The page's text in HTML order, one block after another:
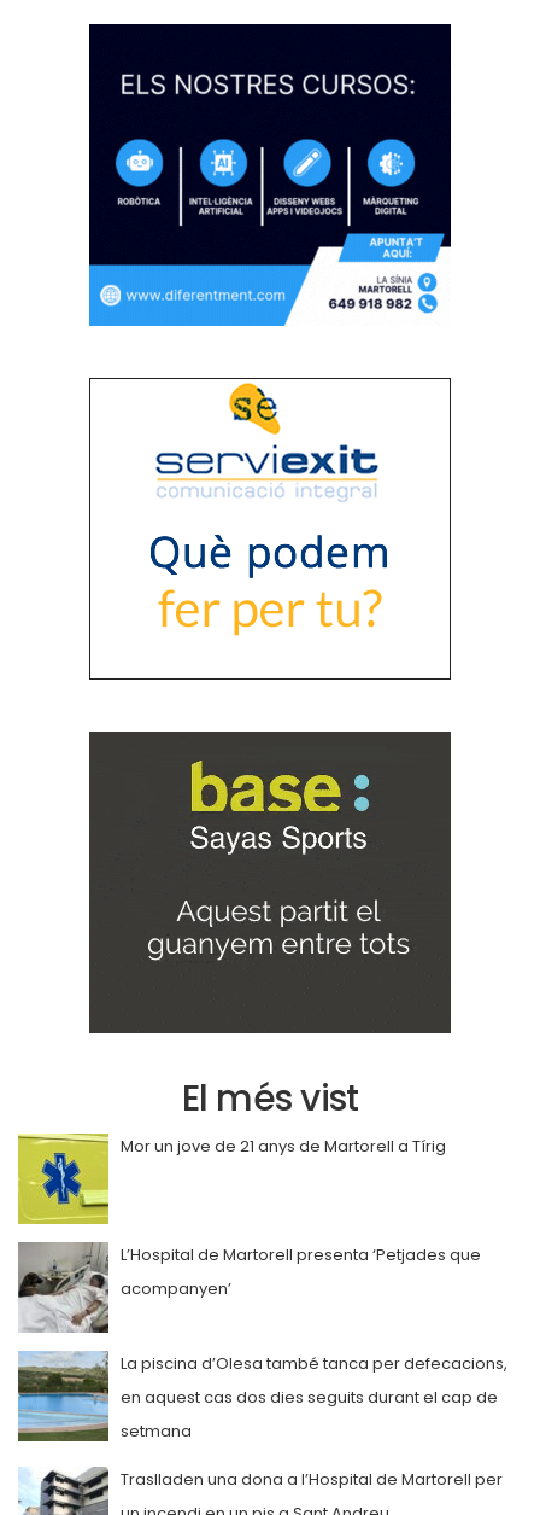
El més vist
Mor un jove de 21 anys de Martorell a Tírig
L’Hospital de Martorell presenta ‘Petjades que
acompanyen’
La piscina d’Olesa també tanca per defecacions,
en aquest cas dos dies seguits durant el cap de
setmana
Traslladen una dona a l’Hospital de Martorell per